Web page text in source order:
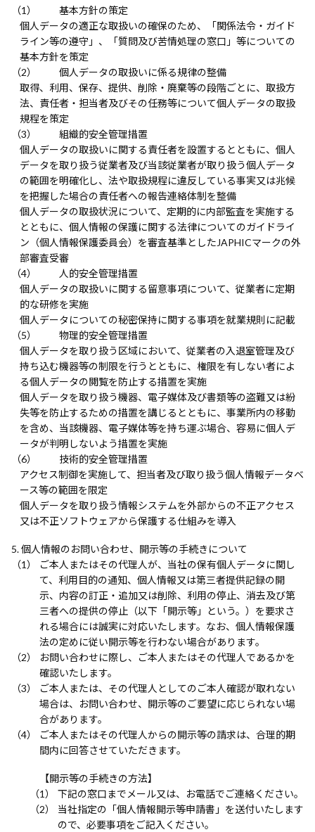
基本方針の策定
個人データの適正な取扱いの確保のため、「関係法令・ガイド
ライン等の遵守」、「質問及び苦情処理の窓口」等についての
基本方針を策定
個人データの取扱いに係る規律の整備
取得、利用、保存、提供、削除・廃棄等の段階ごとに、取扱方
法、責任者・担当者及びその任務等について個人データの取扱
規程を策定
組織的安全管理措置
個人データの取扱いに関する責任者を設置するとともに、個人
データを取り扱う従業者及び当該従業者が取り扱う個人データ
の範囲を明確化し、法や取扱規程に違反している事実又は兆候
を把握した場合の責任者への報告連絡体制を整備
個人データの取扱状況について、定期的に内部監査を実施する
とともに、個人情報の保護に関する法律についてのガイドライ
ン（個人情報保護委員会）を審査基準としたJAPHICマークの外
部審査受審
人的安全管理措置
個人データの取扱いに関する留意事項について、従業者に定期
的な研修を実施
個人データについての秘密保持に関する事項を就業規則に記載
物理的安全管理措置
個人データを取り扱う区域において、従業者の入退室管理及び
持ち込む機器等の制限を行うとともに、権限を有しない者によ
る個人データの閲覧を防止する措置を実施
個人データを取り扱う機器、電子媒体及び書類等の盗難又は紛
失等を防止するための措置を講じるとともに、事業所内の移動
を含め、当該機器、電子媒体等を持ち運ぶ場合、容易に個人デ
ータが判明しないよう措置を実施
技術的安全管理措置
アクセス制御を実施して、担当者及び取り扱う個人情報データベ
ース等の範囲を限定
個人データを取り扱う情報システムを外部からの不正アクセス
又は不正ソフトウェアから保護する仕組みを導入
個人情報のお問い合わせ、開示等の手続きについて
ご本人またはその代理人が、当社の保有個人データに関し
て、利用目的の通知、個人情報又は第三者提供記録の開
示、内容の訂正・追加又は削除、利用の停止、消去及び第
三者への提供の停止（以下「開示等」という。）を要求さ
れる場合には誠実に対応いたします。なお、個人情報保護
法の定めに従い開示等を行わない場合があります。
お問い合わせに際し、ご本人またはその代理人であるかを
確認いたします。
ご本人または、その代理人としてのご本人確認が取れない
場合は、お問い合わせ、開示等のご要望に応じられない場
合があります。
ご本人またはその代理人からの開示等の請求は、合理的期
間内に回答させていただきます。
【開示等の手続きの方法】
下記の窓口までメール又は、お電話でご連絡ください。
当社指定の「個人情報開示等申請書」を送付いたします
ので、必要事項をご記入ください。